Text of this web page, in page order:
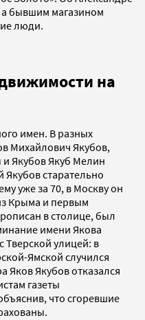
а бывшим магазином
люди.
на
имен. В разных
Михайлович Якубов,
Якубов Якуб Мелин
старательно
уже за 70, в Москву он
Крыма и первым
в столице, был
имени Якова
Тверской улицей: в
Ямской случился
Яков Якубов отказался
газеты
что сгоревшие